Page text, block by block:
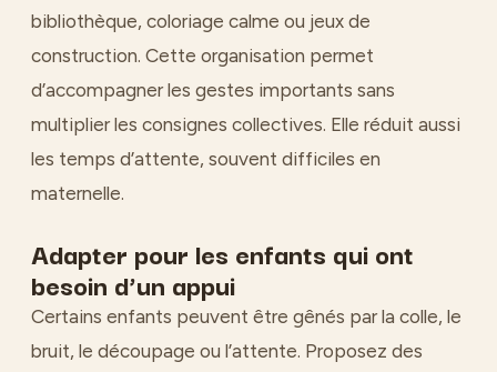
bibliothèque, coloriage calme ou jeux de
construction. Cette organisation permet
d’accompagner les gestes importants sans
multiplier les consignes collectives. Elle réduit aussi
les temps d’attente, souvent difficiles en
maternelle.
Adapter pour les enfants qui ont
besoin d’un appui
Certains enfants peuvent être gênés par la colle, le
bruit, le découpage ou l’attente. Proposez des